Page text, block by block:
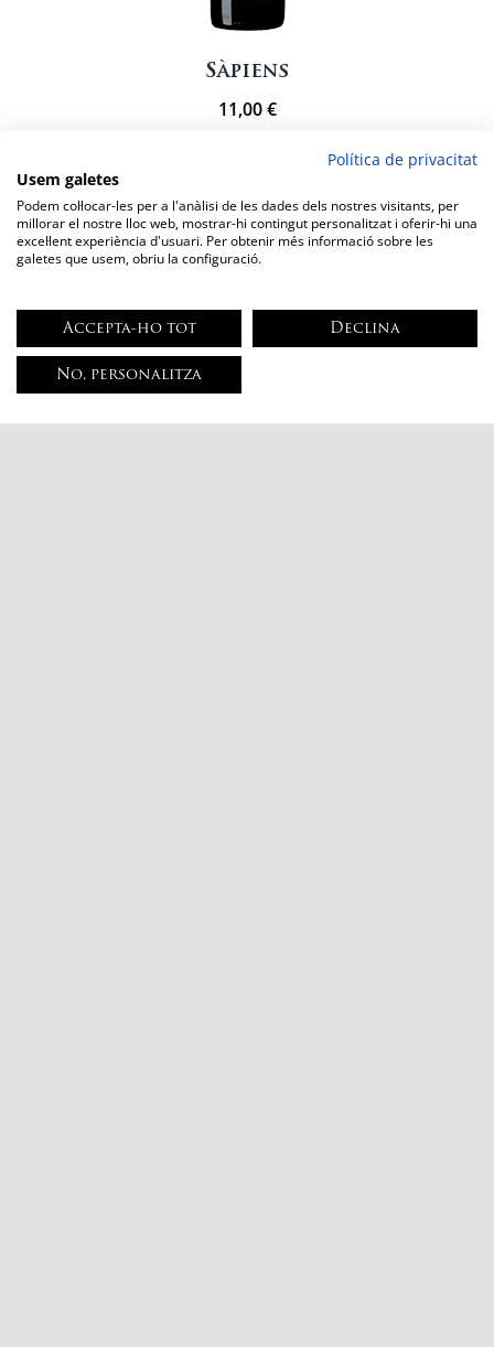
Sàpiens
11,00€
Nota de Tast
Afegeix a la cistella
Política de privacitat
Usem galetes
Podem col·locar-les per a l'anàlisi de les dades dels nostres visitants, per
millorar el nostre lloc web, mostrar-hi contingut personalitzat i oferir-hi una
excel·lent experiència d'usuari. Per obtenir més informació sobre les
galetes que usem, obriu la configuració.
Accepta-ho tot Declina
No, personalitza